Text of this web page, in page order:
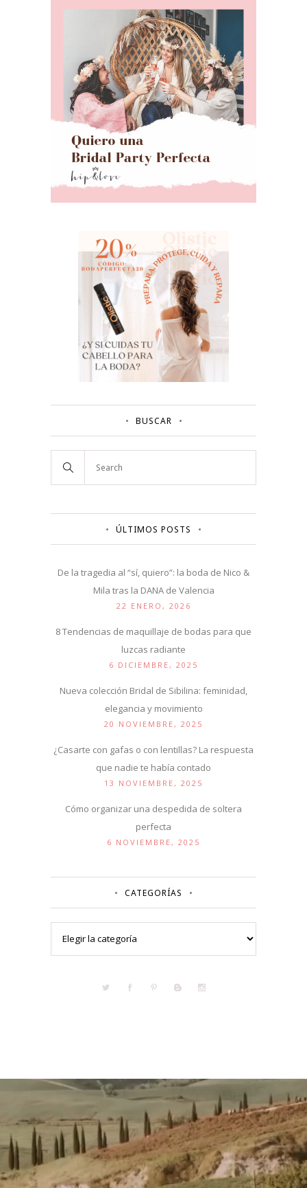
BUSCAR
ÚLTIMOS POSTS
De la tragedia al “sí, quiero”: la boda de Nico &
Mila tras la DANA de Valencia
22 ENERO, 2026
8 Tendencias de maquillaje de bodas para que
luzcas radiante
6 DICIEMBRE, 2025
Nueva colección Bridal de Sibilina: feminidad,
elegancia y movimiento
20 NOVIEMBRE, 2025
¿Casarte con gafas o con lentillas? La respuesta
que nadie te había contado
13 NOVIEMBRE, 2025
Cómo organizar una despedida de soltera
perfecta
6 NOVIEMBRE, 2025
CATEGORÍAS